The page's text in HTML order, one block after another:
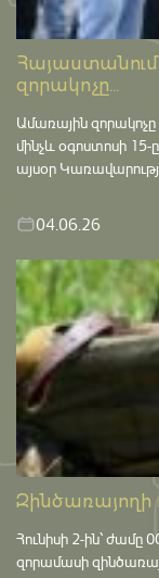
զորակոչը...
Ամառային
մինչև օգոստոսի
այսօր
04.06.26
Զինծառայողի
Հունիսի 2-ին՝ ժամը
զորամասի